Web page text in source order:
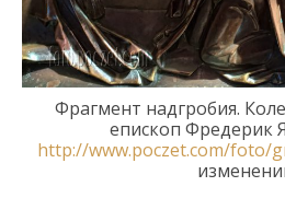
Фрагмент надгробия.
епископ Фредерик
http://www.poczet.com/foto/